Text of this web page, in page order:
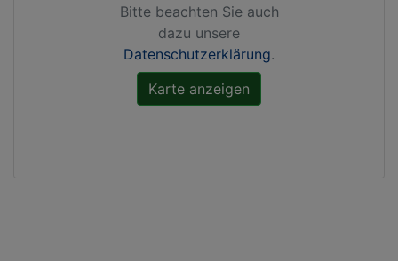
Bitte beachten Sie auch
dazu unsere
Datenschutzerklärung.